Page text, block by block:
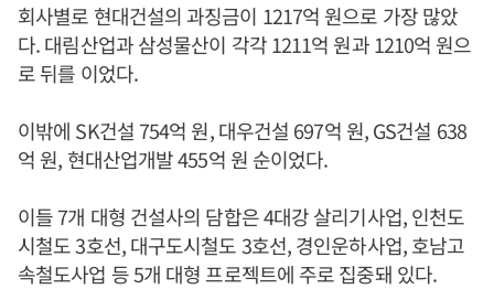
회사별로 현대건설의 과징금이 1217억 원으로 가장 많았
다. 대림산업과 삼성물산이 각각 1211억 원과 1210억 원으
로 뒤를 이었다.
이밖에 SK건설 754억 원, 대우건설 697억 원, GS건설 638
억 원, 현대산업개발 455억 원 순이었다.
이들 7개 대형 건설사의 담합은 4대강 살리기사업, 인천도
시철도 3호선, 대구도시철도 3호선, 경인운하사업, 호남고
속철도사업 등 5개 대형 프로젝트에 주로 집중돼 있다.